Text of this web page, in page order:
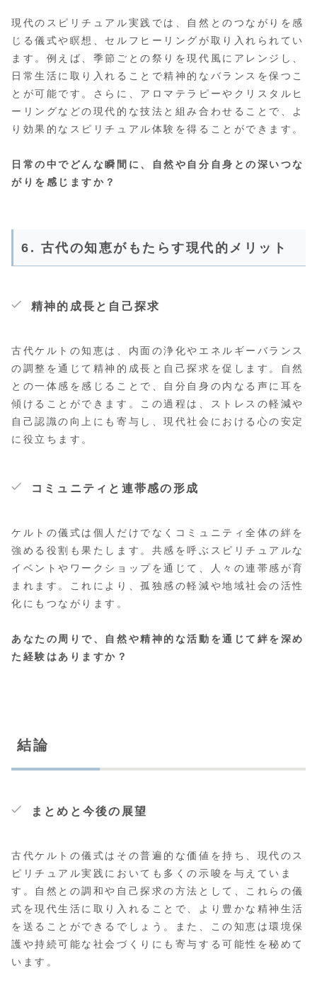
現代のスピリチュアル実践では、自然とのつながりを感
じる儀式や瞑想、セルフヒーリングが取り入れられてい
ます。例えば、季節ごとの祭りを現代風にアレンジし、
日常生活に取り入れることで精神的なバランスを保つこ
とが可能です。さらに、アロマテラピーやクリスタルヒ
ーリングなどの現代的な技法と組み合わせることで、よ
り効果的なスピリチュアル体験を得ることができます。
日常の中でどんな瞬間に、自然や自分自身との深いつな
がりを感じますか？
6. 古代の知恵がもたらす現代的メリット
精神的成長と自己探求
古代ケルトの知恵は、内面の浄化やエネルギーバランス
の調整を通じて精神的成長と自己探求を促します。自然
との一体感を感じることで、自分自身の内なる声に耳を
傾けることができます。この過程は、ストレスの軽減や
自己認識の向上にも寄与し、現代社会における心の安定
に役立ちます。
コミュニティと連帯感の形成
ケルトの儀式は個人だけでなくコミュニティ全体の絆を
強める役割も果たします。共感を呼ぶスピリチュアルな
イベントやワークショップを通じて、人々の連帯感が育
まれます。これにより、孤独感の軽減や地域社会の活性
化にもつながります。
あなたの周りで、自然や精神的な活動を通じて絆を深め
た経験はありますか？
結論
まとめと今後の展望
古代ケルトの儀式はその普遍的な価値を持ち、現代のス
ピリチュアル実践においても多くの示唆を与えていま
す。自然との調和や自己探求の方法として、これらの儀
式を現代生活に取り入れることで、より豊かな精神生活
を送ることができるでしょう。また、この知恵は環境保
護や持続可能な社会づくりにも寄与する可能性を秘めて
います。